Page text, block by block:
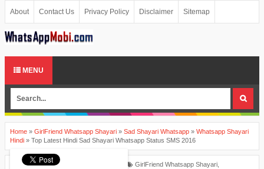
About Contact Us Privacy Policy Disclaimer Sitemap
MENU
Home » GirlFriend Whatsapp Shayari » Sad Shayari Whatsapp » Whatsapp Shayari
Hindi » Top Latest Hindi Sad Shayari Whatsapp Status SMS 2016
Ankita Patel GirlFriend Whatsapp Shayari